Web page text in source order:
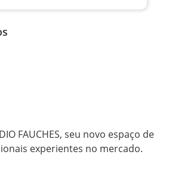
FAUCHES, seu novo espaço de